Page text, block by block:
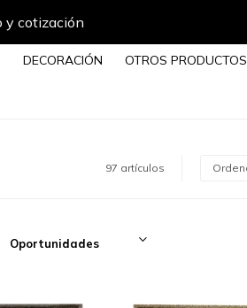
DECORACIÓN OTROS PRODUCTOS
97 artículos
Oportunidades